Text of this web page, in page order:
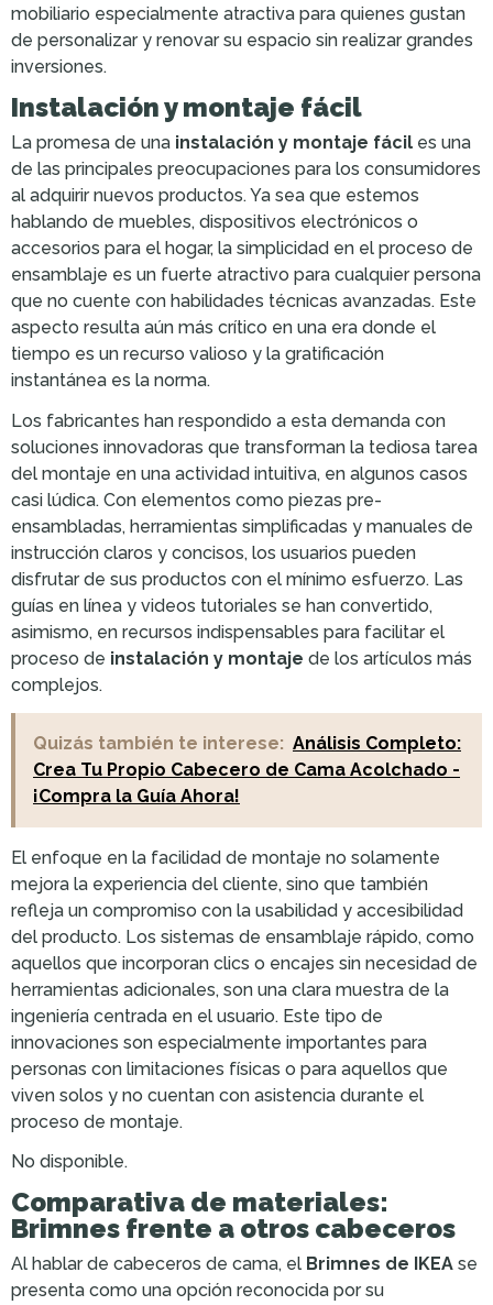
mobiliario especialmente atractiva para quienes gustan
de personalizar y renovar su espacio sin realizar grandes
inversiones.
Instalación y montaje fácil
La promesa de una instalación y montaje fácil es una
de las principales preocupaciones para los consumidores
al adquirir nuevos productos. Ya sea que estemos
hablando de muebles, dispositivos electrónicos o
accesorios para el hogar, la simplicidad en el proceso de
ensamblaje es un fuerte atractivo para cualquier persona
que no cuente con habilidades técnicas avanzadas. Este
aspecto resulta aún más crítico en una era donde el
tiempo es un recurso valioso y la gratificación
instantánea es la norma.
Los fabricantes han respondido a esta demanda con
soluciones innovadoras que transforman la tediosa tarea
del montaje en una actividad intuitiva, en algunos casos
casi lúdica. Con elementos como piezas pre-
ensambladas, herramientas simplificadas y manuales de
instrucción claros y concisos, los usuarios pueden
disfrutar de sus productos con el mínimo esfuerzo. Las
guías en línea y videos tutoriales se han convertido,
asimismo, en recursos indispensables para facilitar el
proceso de instalación y montaje de los artículos más
complejos.
Quizás también te interese: Análisis Completo:
Crea Tu Propio Cabecero de Cama Acolchado -
¡Compra la Guía Ahora!
El enfoque en la facilidad de montaje no solamente
mejora la experiencia del cliente, sino que también
refleja un compromiso con la usabilidad y accesibilidad
del producto. Los sistemas de ensamblaje rápido, como
aquellos que incorporan clics o encajes sin necesidad de
herramientas adicionales, son una clara muestra de la
ingeniería centrada en el usuario. Este tipo de
innovaciones son especialmente importantes para
personas con limitaciones físicas o para aquellos que
viven solos y no cuentan con asistencia durante el
proceso de montaje.
No disponible.
Comparativa de materiales:
Brimnes frente a otros cabeceros
Al hablar de cabeceros de cama, el Brimnes de IKEA se
presenta como una opción reconocida por su